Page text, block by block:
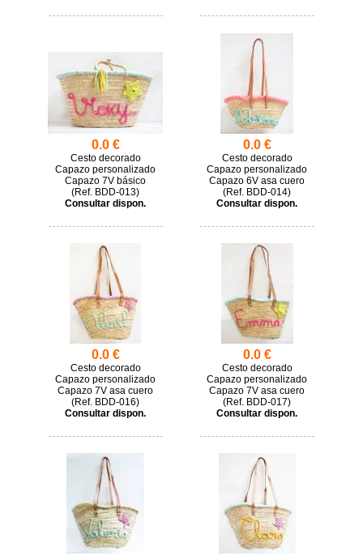
0.0 €
Cesto decorado
Capazo personalizado
Capazo 7V básico
(
BDD-013)
Consultar dispon.
0.0 €
Cesto decorado
Capazo personalizado
Capazo 6V asa cuero
(
BDD-014)
Consultar dispon.
0.0 €
Cesto decorado
Capazo personalizado
Capazo 7V asa cuero
(
BDD-016)
Consultar dispon.
0.0 €
Cesto decorado
Capazo personalizado
Capazo 7V asa cuero
(
BDD-017)
Consultar dispon.